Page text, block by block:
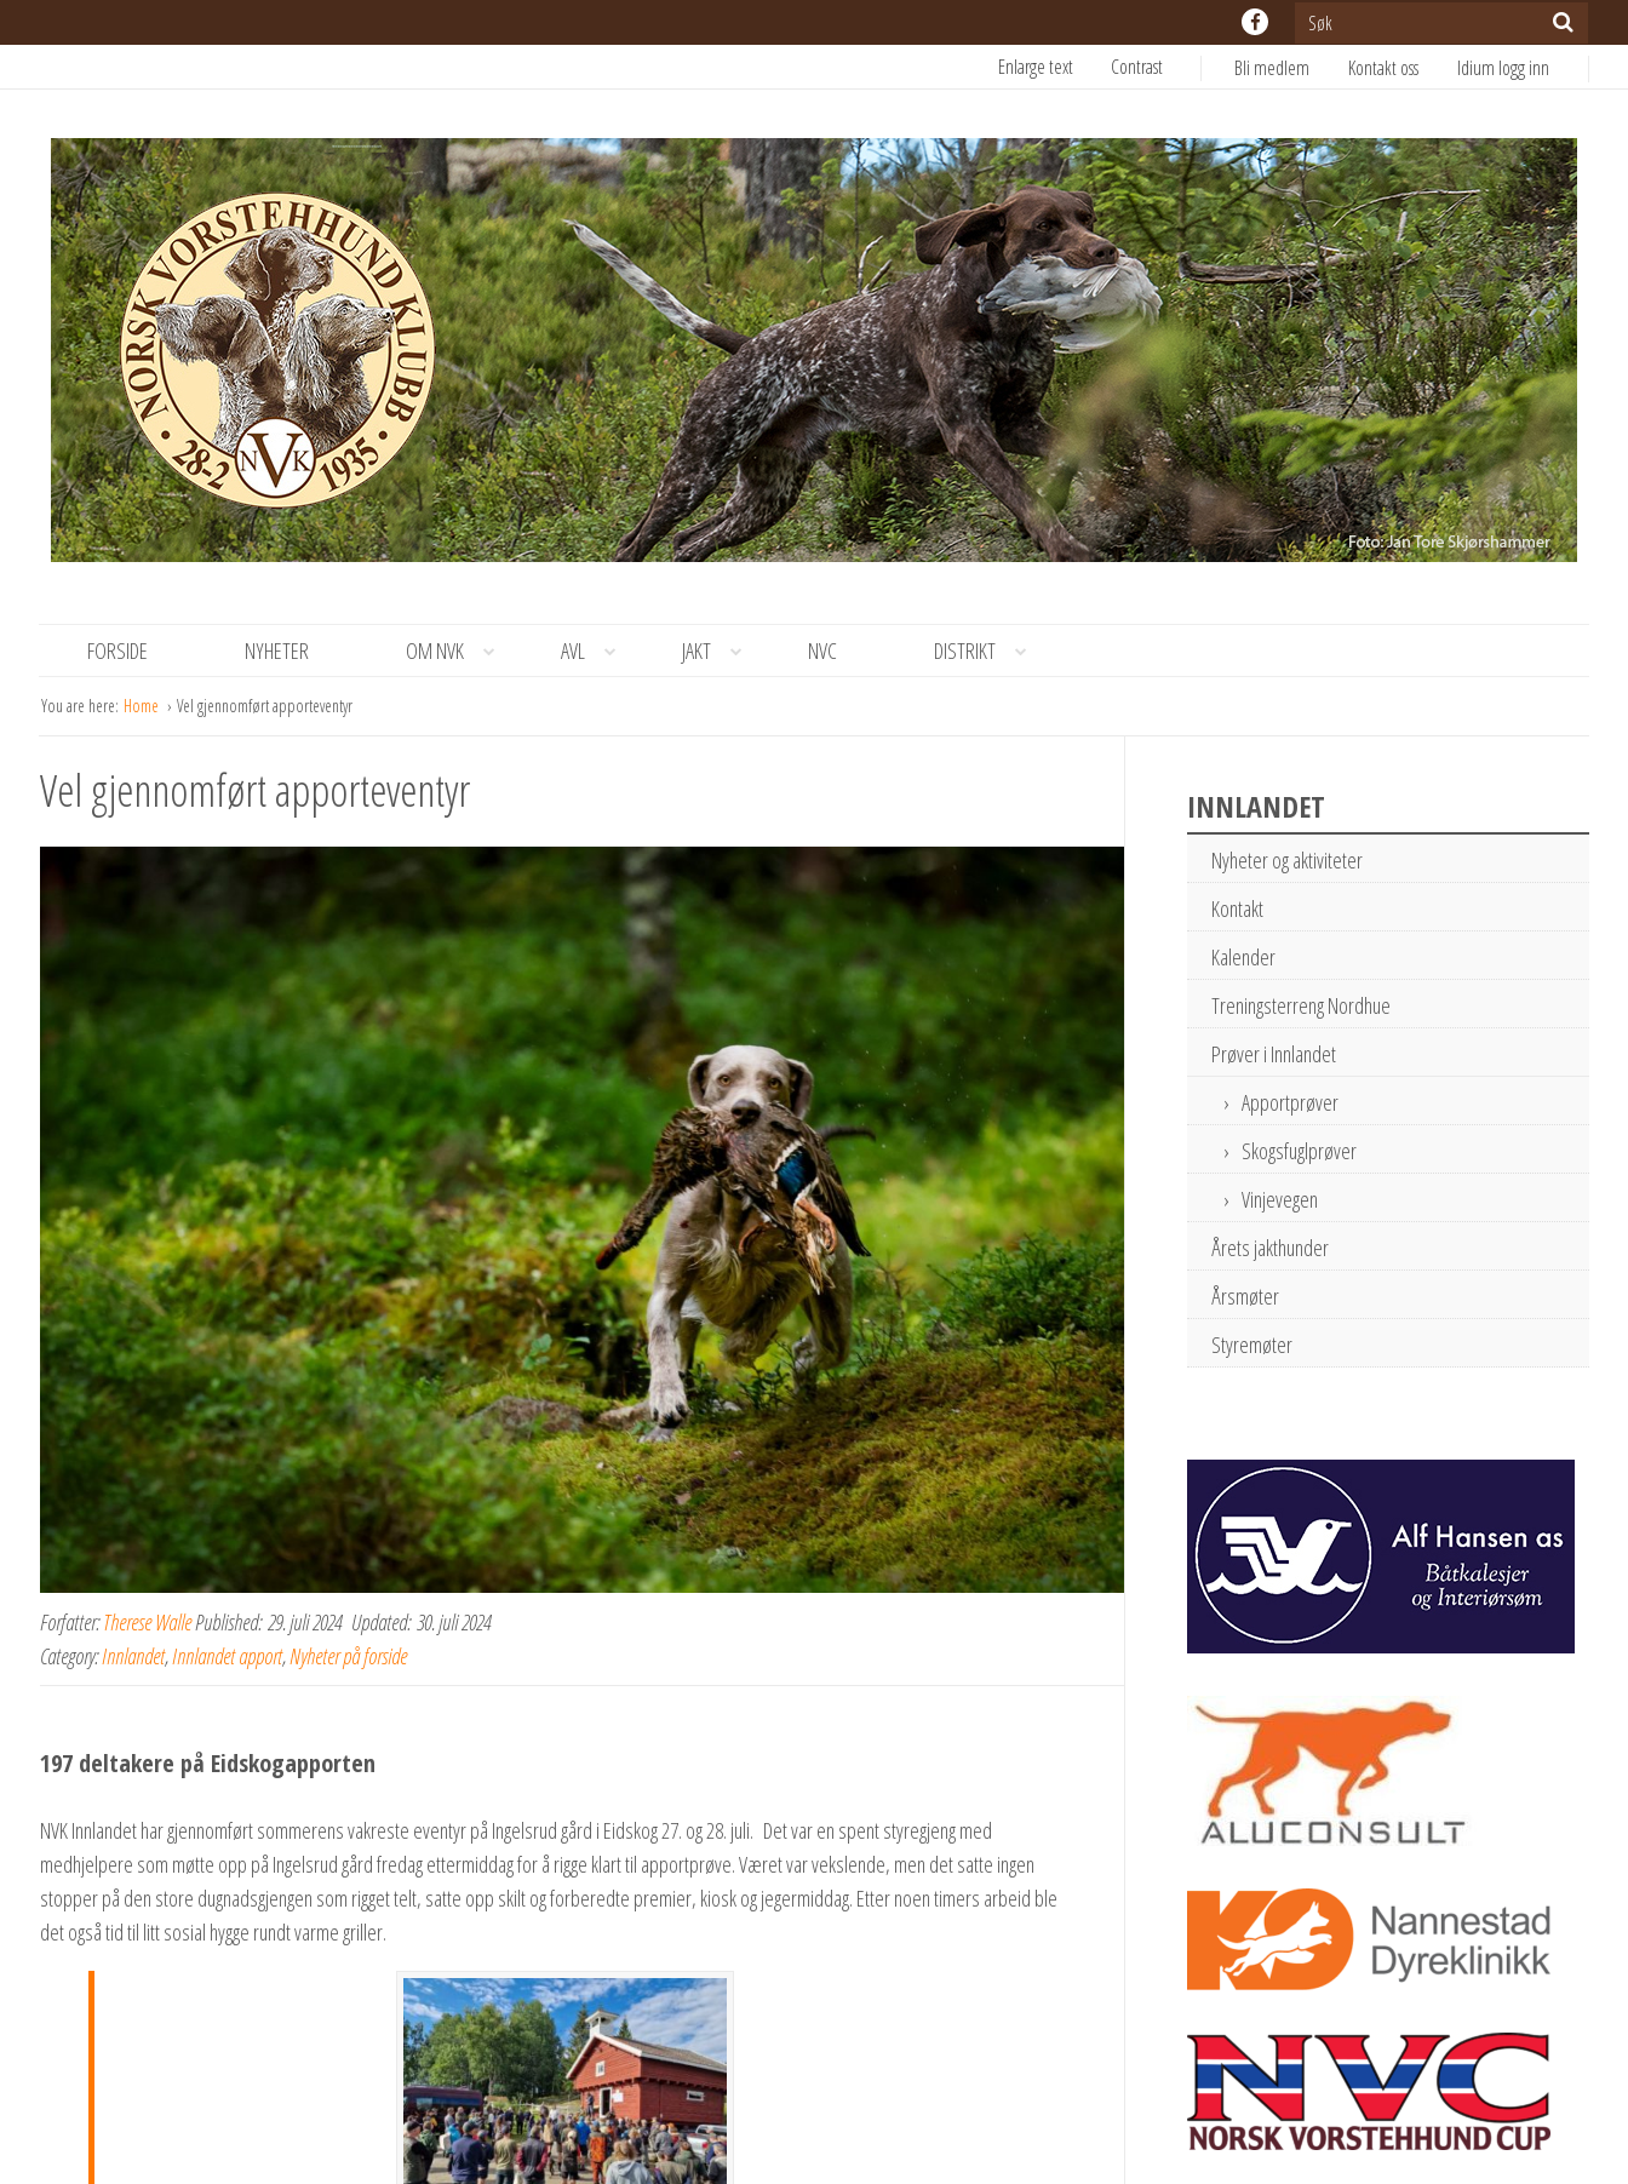
Enlarge text Contrast Bli medlem Kontakt oss Idium logg inn
FORSIDE NYHETER OM NVK AVL JAKT NVC DISTRIKT
You are here: Home Vel gjennomført apporteventyr
Vel gjennomført apporteventyr
Forfatter:Therese WallePublished: 29. juli 2024 Updated: 30. juli 2024
Category:Innlandet,Innlandet apport,Nyheter på forside
197 deltakere på Eidskogapporten
NVK Innlandet har gjennomført sommerens vakreste eventyr på Ingelsrud gård i Eidskog 27. og 28. juli. Det var en spent styregjeng med
medhjelpere som møtte opp på Ingelsrud gård fredag ettermiddag for å rigge klart til apportprøve. Været var vekslende, men det satte ingen
stopper på den store dugnadsgjengen som rigget telt, satte opp skilt og forberedte premier, kiosk og jegermiddag. Etter noen timers arbeid ble
det også tid til litt sosial hygge rundt varme griller.
INNLANDET
Nyheter og aktiviteter
Kontakt
Kalender
Treningsterreng Nordhue
Prøver i Innlandet
Apportprøver
Skogsfuglprøver
Vinjevegen
Årets jakthunder
Årsmøter
Styremøter